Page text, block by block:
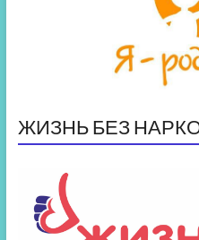
ЖИЗНЬ БЕЗ